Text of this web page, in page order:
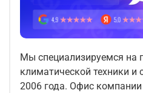
Мы специализируемся на
климатической техники и
2006 года. Офис компании